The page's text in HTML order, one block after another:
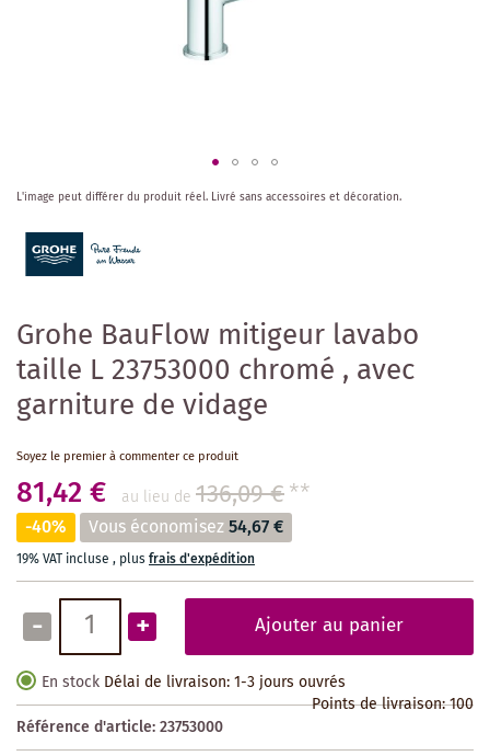
Grohe BauFlow mitigeur lavabo
taille L 23753000 chromé , avec
garniture de vidage
Soyez le premier à commenter ce produit
81,42 € au lieu de 136,09 €**
-40% Vous économisez54,67 €
19% VAT incluse , plusfrais d'expédition
- + Ajouter au panier
En stock Délai de livraison: 1-3 jours ouvrés
Points de livraison:100
Référence d'article:23753000
Skip
the
beginning
of
images
gallery
L'image peut différer du produit réel. Livré sans accessoires et décoration.